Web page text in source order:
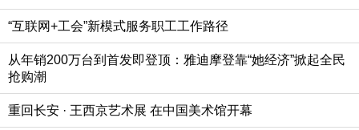
“互联网+工会”新模式服务职工工作路径
从年销200万台到首发即登顶：雅迪摩登靠“她经济”掀起全民
抢购潮
重回长安 · 王西京艺术展 在中国美术馆开幕